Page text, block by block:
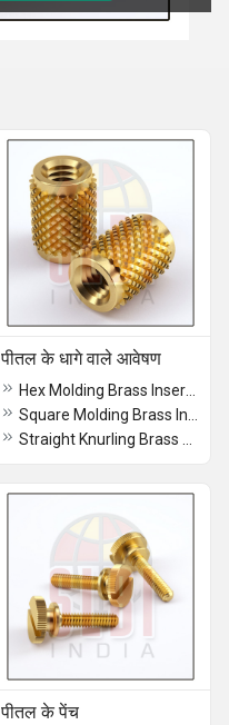
पीतल के धागे वाले आवेषण
पीतल के पेंच